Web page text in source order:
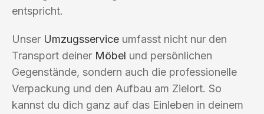
entspricht.
Unser Umzugsservice umfasst nicht nur den
Transport deiner Möbel und persönlichen
Gegenstände, sondern auch die professionelle
Verpackung und den Aufbau am Zielort. So
kannst du dich ganz auf das Einleben in deinem